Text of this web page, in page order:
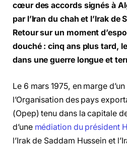
cœur des accords signés à
par l’Iran du chah et l’Irak de
Retour sur un moment
douché : cinq ans plus tard,
dans une guerre longue et
Le 6 mars 1975, en marge
l’Organisation des pays
(Opep) tenu dans la capitale
d’une médiation du président
l’Irak de Saddam Hussein et